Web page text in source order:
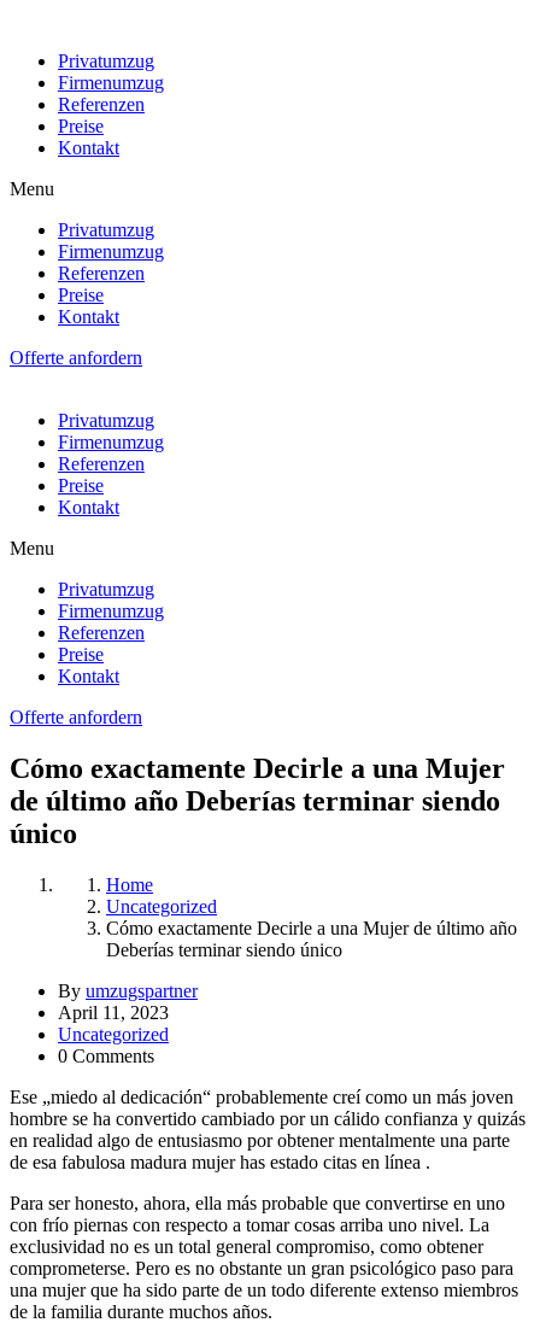
Privatumzug
Firmenumzug
Referenzen
Preise
Kontakt
Menu
Privatumzug
Firmenumzug
Referenzen
Preise
Kontakt
Offerte anfordern
Privatumzug
Firmenumzug
Referenzen
Preise
Kontakt
Menu
Privatumzug
Firmenumzug
Referenzen
Preise
Kontakt
Offerte anfordern
Cómo exactamente Decirle a una Mujer
de último año Deberías terminar siendo
único
Home
Uncategorized
Cómo exactamente Decirle a una Mujer de último año
Deberías terminar siendo único
By umzugspartner
April 11, 2023
Uncategorized
0 Comments
Ese „miedo al dedicación“ probablemente creí como un más joven
hombre se ha convertido cambiado por un cálido confianza y quizás
en realidad algo de entusiasmo por obtener mentalmente una parte
de esa fabulosa madura mujer has estado citas en línea .
Para ser honesto, ahora, ella más probable que convertirse en uno
con frío piernas con respecto a tomar cosas arriba uno nivel. La
exclusividad no es un total general compromiso, como obtener
comprometerse. Pero es no obstante un gran psicológico paso para
una mujer que ha sido parte de un todo diferente extenso miembros
de la familia durante muchos años.